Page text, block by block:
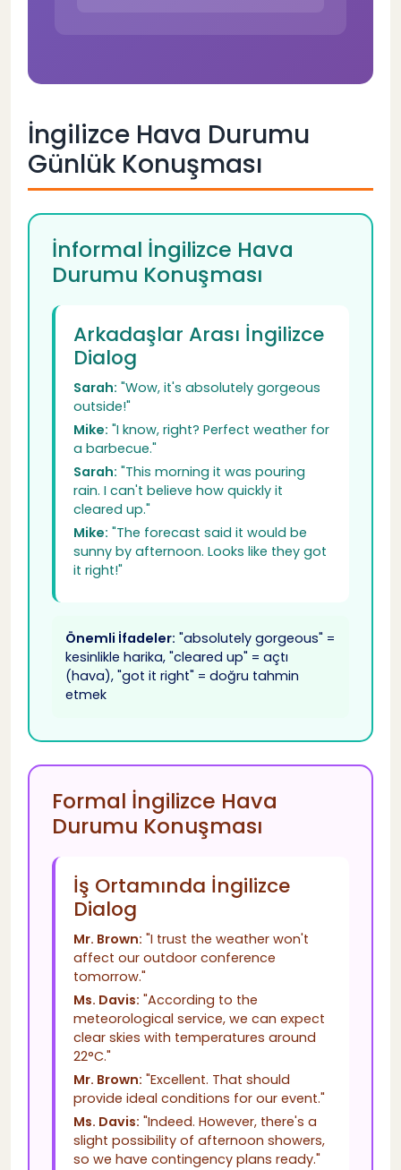
İngilizce Hava Durumu
Günlük Konuşması
İnformal İngilizce Hava
Durumu Konuşması
Arkadaşlar Arası İngilizce
Dialog
Sarah: "Wow, it's absolutely gorgeous
outside!"
Mike: "I know, right? Perfect weather for
a barbecue."
Sarah: "This morning it was pouring
rain. I can't believe how quickly it
cleared up."
Mike: "The forecast said it would be
sunny by afternoon. Looks like they got
it right!"
Önemli İfadeler: "absolutely gorgeous" =
kesinlikle harika, "cleared up" = açtı
(hava), "got it right" = doğru tahmin
etmek
Formal İngilizce Hava
Durumu Konuşması
İş Ortamında İngilizce
Dialog
Mr. Brown: "I trust the weather won't
affect our outdoor conference
tomorrow."
Ms. Davis: "According to the
meteorological service, we can expect
clear skies with temperatures around
22°C."
Mr. Brown: "Excellent. That should
provide ideal conditions for our event."
Ms. Davis: "Indeed. However, there's a
slight possibility of afternoon showers,
so we have contingency plans ready."